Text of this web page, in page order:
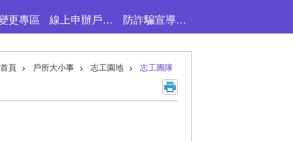
更專區 線上申辦戶籍登記專區 防詐騙宣導專區
首頁 戶所大小事 志工園地 志工團隊